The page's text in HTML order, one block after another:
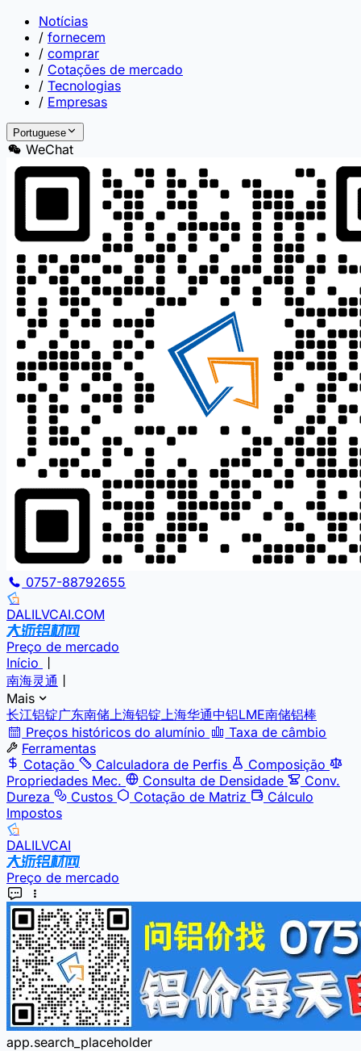
Notícias
/ fornecem
/ comprar
/ Cotações de mercado
/ Tecnologias
/ Empresas
Portuguese
WeChat
0757-88792655
DALILVCAI.COM
Preço de mercado
Início
南海灵通
Mais
长江铝锭广东南储上海铝锭上海华通中铝LME南储铝棒
Preços históricos do alumínio
Taxa de câmbio
Ferramentas
Cotação
Calculadora de Perfis
Composição
Propriedades Mec.
Consulta de Densidade
Conv.
Dureza
Custos Cotação de Matriz
Cálculo
Impostos
DALILVCAI
Preço de mercado
app.search_placeholder